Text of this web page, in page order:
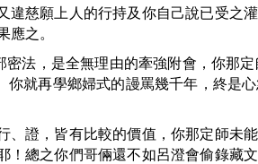
慈願上人的行持及你自己說已受之灌
應之。
法，是全無理由的牽強附會，你那定
你就再學鄉婦式的謾罵幾千年，終是
證，皆有比較的價值，你那定師未
！總之你們哥倆還不如呂澄會偷錄藏